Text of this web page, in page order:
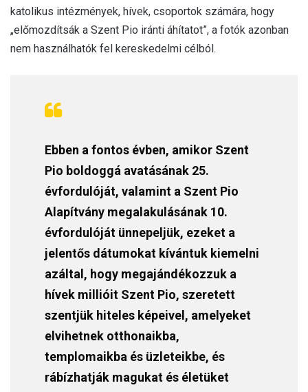
katolikus intézmények, hívek, csoportok számára, hogy
„előmozdítsák a Szent Pio iránti áhítatot”, a fotók azonban
nem használhatók fel kereskedelmi célból.
Ebben a fontos évben, amikor Szent
Pio boldoggá avatásának 25.
évfordulóját, valamint a Szent Pio
Alapítvány megalakulásának 10.
évfordulóját ünnepeljük, ezeket a
jelentős dátumokat kívántuk kiemelni
azáltal, hogy megajándékozzuk a
hívek millióit Szent Pio, szeretett
szentjük hiteles képeivel, amelyeket
elvihetnek otthonaikba,
templomaikba és üzleteikbe, és
rábízhatják magukat és életüket